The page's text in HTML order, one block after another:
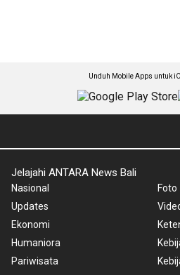
Unduh Mobile Apps untuk
Jelajahi ANTARA News Bali
Nasional
Updates
Ekonomi
Humaniora
Pariwisata
Foto